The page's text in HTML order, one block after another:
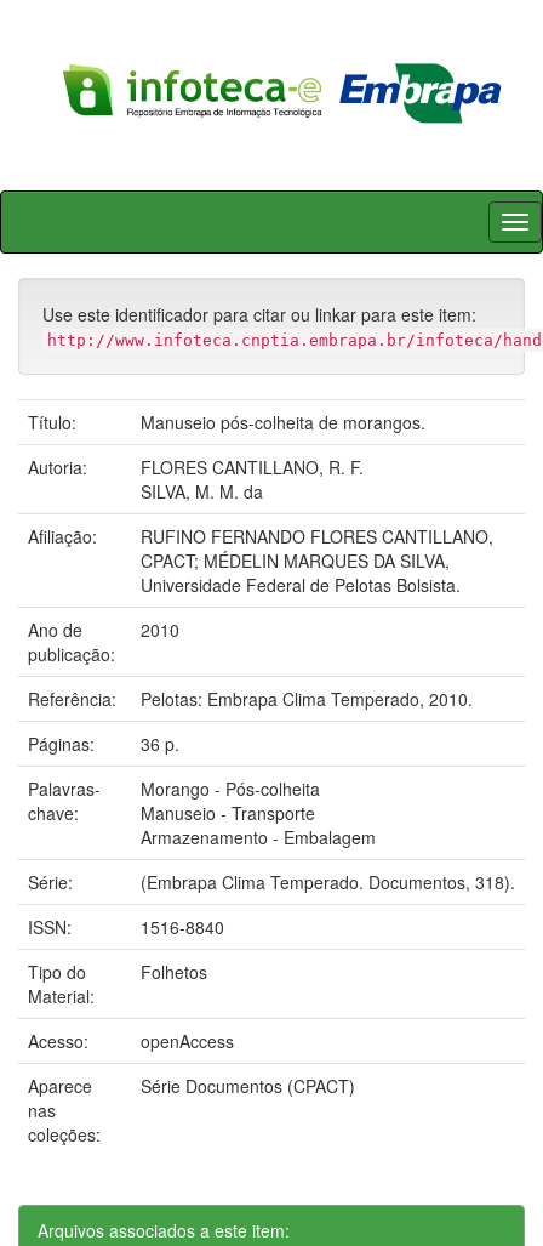
Skip
Use este identificador para citar ou linkar para este item:
http://www.infoteca.cnptia.embrapa.br/infoteca/
Título:
Manuseio pós-colheita de morangos.
Autoria:
FLORES CANTILLANO, R. F.
SILVA, M. M. da
Afiliação:
RUFINO FERNANDO FLORES CANTILLANO,
CPACT; MÉDELIN MARQUES DA SILVA,
Universidade Federal de Pelotas Bolsista.
Ano de
publicação:
2010
Referência:
Pelotas: Embrapa Clima Temperado, 2010.
Páginas:
36 p.
Palavras-
chave:
Morango - Pós-colheita
Manuseio - Transporte
Armazenamento - Embalagem
Série:
(Embrapa Clima Temperado. Documentos, 318).
ISSN:
1516-8840
Tipo do
Material:
Folhetos
Acesso:
openAccess
Aparece
nas
coleções:
Série Documentos (CPACT)
Arquivos associados a este item: